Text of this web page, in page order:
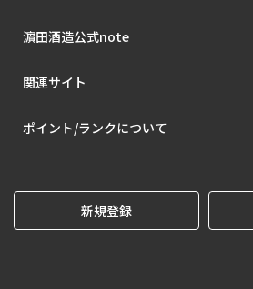
濵田酒造公式note
関連サイト
ポイント/ランクについて
新規登録